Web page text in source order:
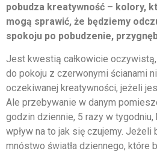
pobudza kreatywność – kolory,
mogą sprawić, że będziemy
spokoju po pobudzenie,
Jest kwestią całkowicie
do pokoju z czerwonymi ścianami
oczekiwanej kreatywności, jeżeli
Ale przebywanie w danym
godzin dziennie, 5 razy w tygodniu,
wpływ na to jak się czujemy. Jeżeli
mnóstwo światła dziennego, które